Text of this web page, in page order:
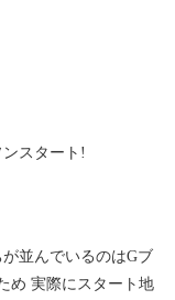
スタート!
並んでいるのはGブ
め 実際にスタート地